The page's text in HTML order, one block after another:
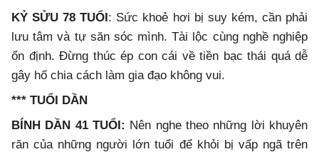
KỶ SỬU 78 TUỔI: Sức khoẻ hơi bị suy kém, cần phải
lưu tâm và tự săn sóc mình. Tài lộc cùng nghề nghiệp
ổn định. Đừng thúc ép con cái về tiền bạc thái quá dễ
gây hố chia cách làm gia đạo không vui.
*** TUỔI DẦN
BÍNH DẦN 41 TUỔI: Nên nghe theo những lời khuyên
răn của những người lớn tuổi để khỏi bị vấp ngã trên